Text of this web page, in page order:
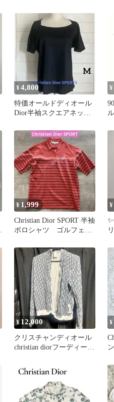
ンテージ
¥4,800
特価オールドディオール
Dior半袖スクエアネック
¥
¥ 1,999
Christian Dior SPORT 半袖
ポロシャツ ゴルフェ
¥
¥ 12,000
クリスチャンディオール
christian diorフーディー
¥